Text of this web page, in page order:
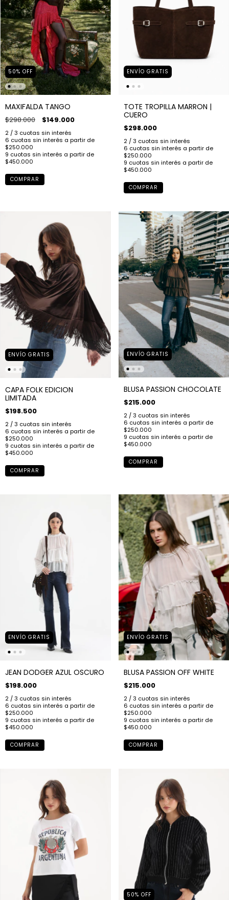
50% OFF
MAXIFALDA TANGO
$298.000 $149.000
COMPRAR
ENVÍO GRATIS
TOTE TROPILLA MARRON |
CUERO
$298.000
COMPRAR
ENVÍO GRATIS
CAPA FOLK EDICION
LIMITADA
$198.500
COMPRAR
ENVÍO GRATIS
BLUSA PASSION CHOCOLATE
$215.000
COMPRAR
ENVÍO GRATIS
JEAN DODGER AZUL OSCURO
$198.000
COMPRAR
ENVÍO GRATIS
BLUSA PASSION OFF WHITE
$215.000
COMPRAR
50% OFF